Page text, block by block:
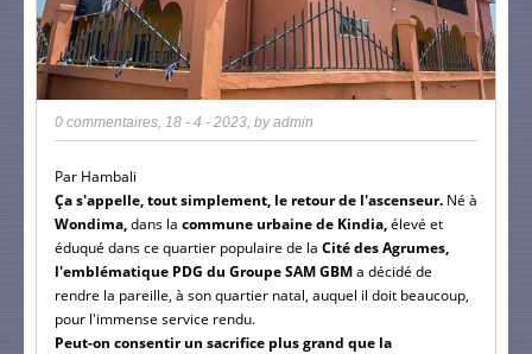
0 commentaires, 18 - 4 - 2023, byadmin
Par Hambali
Ça s'appelle, tout simplement, le retour de l'ascenseur. Né à
Wondima,dans la commune urbaine de Kindia,élevé et
éduqué dans ce quartier populaire de la Cité des Agrumes,
l'emblématique PDG du Groupe SAM GBMa décidé de
rendre la pareille, à son quartier natal, auquel il doit beaucoup,
pour l'immense service rendu.
Peut-on consentir un sacrifice plus grand que la